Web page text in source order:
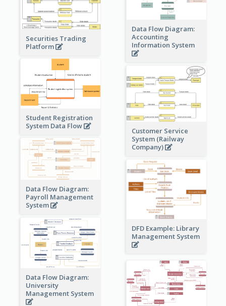
Data Flow Diagram:
Accounting
Information System
Securities Trading
Platform
Student Registration
System Data Flow
Customer Service
System (Railway
Company)
Data Flow Diagram:
Payroll Management
System
DFD Example: Library
Management System
Data Flow Diagram:
University
Management System